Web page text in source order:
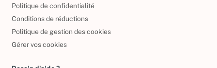
Politique de confidentialité
Conditions de réductions
Politique de gestion des cookies
Gérer vos cookies